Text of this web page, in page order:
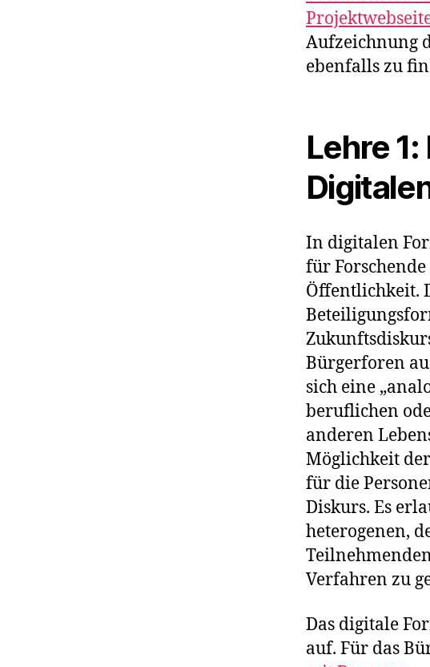
Aufzeichnung
ebenfalls zu
Lehre
In digitalen
für
Öffentlichkeit.
Bürgerforen
sich eine
beruflichen
anderen
Möglichkeit
für die
Diskurs. Es
heterogenen,
Verfahren zu
Das digitale
auf. Für das